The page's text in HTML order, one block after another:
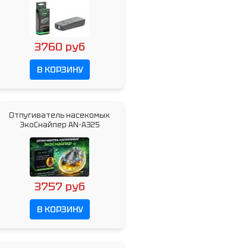
3760 руб
В КОРЗИНУ
Отпугиватель насекомых
ЭкоСнайпер AN-A325
3757 руб
В КОРЗИНУ